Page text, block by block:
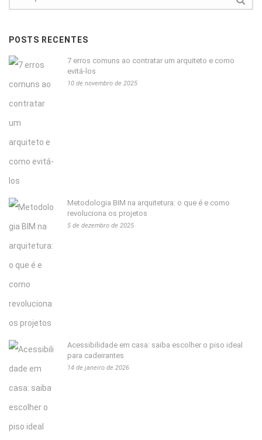
POSTS RECENTES
7 erros comuns ao contratar um arquiteto e como
evitá-los
10 de novembro de 2025
Metodologia BIM na arquitetura: o que é e como
revoluciona os projetos
5 de dezembro de 2025
Acessibilidade em casa: saiba escolher o piso ideal
para cadeirantes
14 de janeiro de 2026